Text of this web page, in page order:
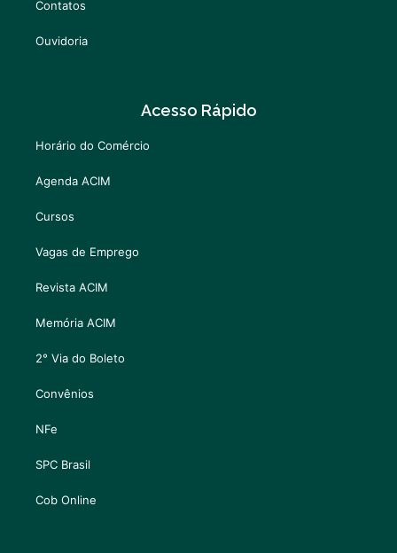
Contatos
Ouvidoria
Acesso Rápido
Horário do Comércio
Agenda ACIM
Cursos
Vagas de Emprego
Revista ACIM
Memória ACIM
2° Via do Boleto
Convênios
NFe
SPC Brasil
Cob Online